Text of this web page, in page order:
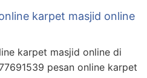
karpet masjid online
karpet masjid online di
pesan online karpet